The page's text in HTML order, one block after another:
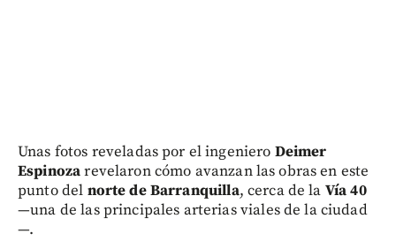
Unas fotos reveladas por el ingeniero Deimer
Espinozarevelaron cómo avanzan las obras en este
punto del norte de Barranquilla, cerca de la Vía 40
—una de las principales arterias viales de la ciudad
—.